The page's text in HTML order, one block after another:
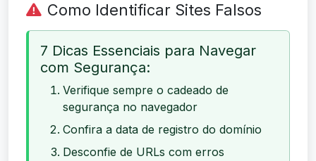
Como Identificar Sites Falsos
7 Dicas Essenciais para Navegar
com Segurança:
Verifique sempre o cadeado de
segurança no navegador
Confira a data de registro do domínio
Desconfie de URLs com erros